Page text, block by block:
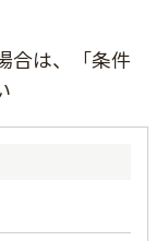
合は、「条件